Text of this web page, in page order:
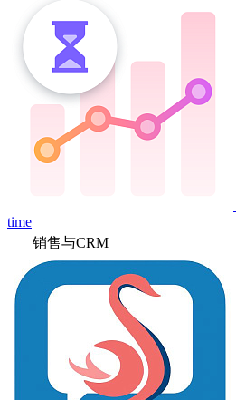
time
销售与CRM